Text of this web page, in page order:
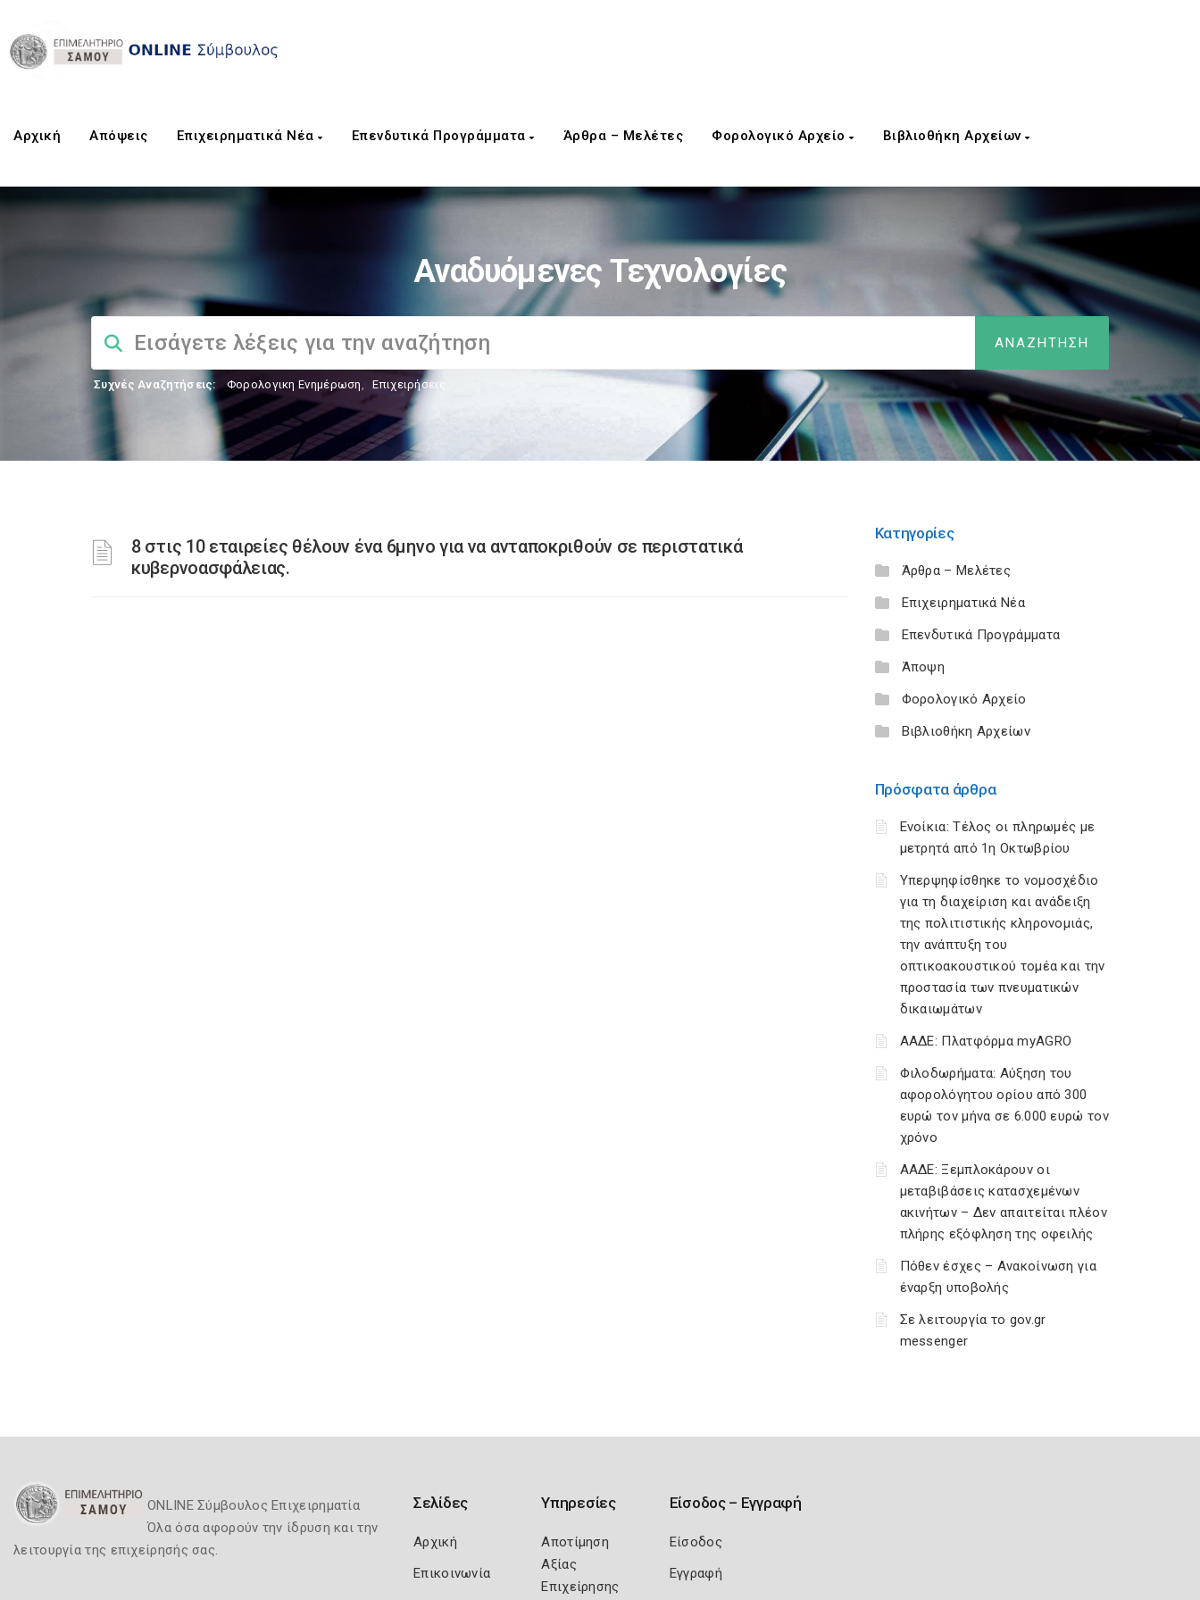
Αρχική Aπόψεις Επιχειρηματικά Νέα Επενδυτικά Προγράμματα Άρθρα – Μελέτες Φορολογικό Αρχείο Βιβλιοθήκη Αρχείων
Αναδυόμενες Τεχνολογίες
Συχνές Αναζητήσεις: Φορολογικη Ενημέρωση, Επιχειρήσεις
8 στις 10 εταιρείες θέλουν ένα 6μηνο για να ανταποκριθούν σε περιστατικά
κυβερνοασφάλειας.
Κατηγορίες
Άρθρα – Μελέτες
Επιχειρηματικά Νέα
Επενδυτικά Προγράμματα
Άποψη
Φορολογικό Αρχείο
Βιβλιοθήκη Αρχείων
Πρόσφατα άρθρα
Ενοίκια: Τέλος οι πληρωμές με
μετρητά από 1η Οκτωβρίου
Υπερψηφίσθηκε το νομοσχέδιο
για τη διαχείριση και ανάδειξη
της πολιτιστικής κληρονομιάς,
την ανάπτυξη του
οπτικοακουστικού τομέα και την
προστασία των πνευματικών
δικαιωμάτων
ΑΑΔΕ: Πλατφόρμα myAGRO
Φιλοδωρήματα: Αύξηση του
αφορολόγητου ορίου από 300
ευρώ τον μήνα σε 6.000 ευρώ τον
χρόνο
ΑΑΔΕ: Ξεμπλοκάρουν οι
μεταβιβάσεις κατασχεμένων
ακινήτων – Δεν απαιτείται πλέον
πλήρης εξόφληση της οφειλής
Πόθεν έσχες – Ανακοίνωση για
έναρξη υποβολής
Σε λειτουργία το gov.gr
messenger
ONLINE Σύμβουλος Επιχειρηματία
Όλα όσα αφορούν την ίδρυση και την
λειτουργία της επιχείρησής σας.
Σελίδες
Αρχική
Επικοινωνία
Υπηρεσίες
Αποτίμηση
Αξίας
Επιχείρησης
Είσοδος – Εγγραφή
Είσοδος
Εγγραφή